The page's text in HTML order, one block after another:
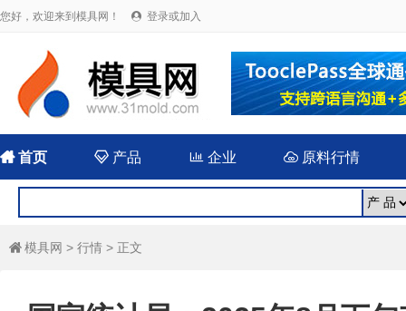
您好，欢迎来到模具网！  登录或加入
首页  产品 企业 原料行情
 模具网 > 行情 > 正文